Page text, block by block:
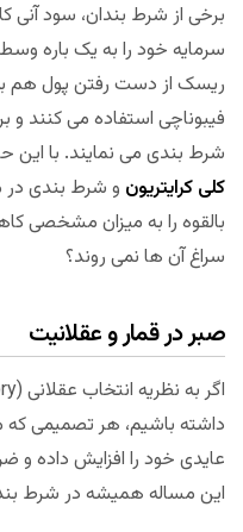
برخی از شرط بندان، سود آنی
سرمایه خود را به یک باره
ریسک از دست رفتن پول هم
فیبوناچی استفاده می کنند و
شرط بندی می نمایند. با
کلی کرایتریون و شرط بندی
بالقوه را به میزان مشخصی
سراغ آن ها نمی روند؟
صبر در قمار و عقلانیت
داشته باشیم، هر تصمیمی
عایدی خود را افزایش داده و
این مساله همیشه در شرط